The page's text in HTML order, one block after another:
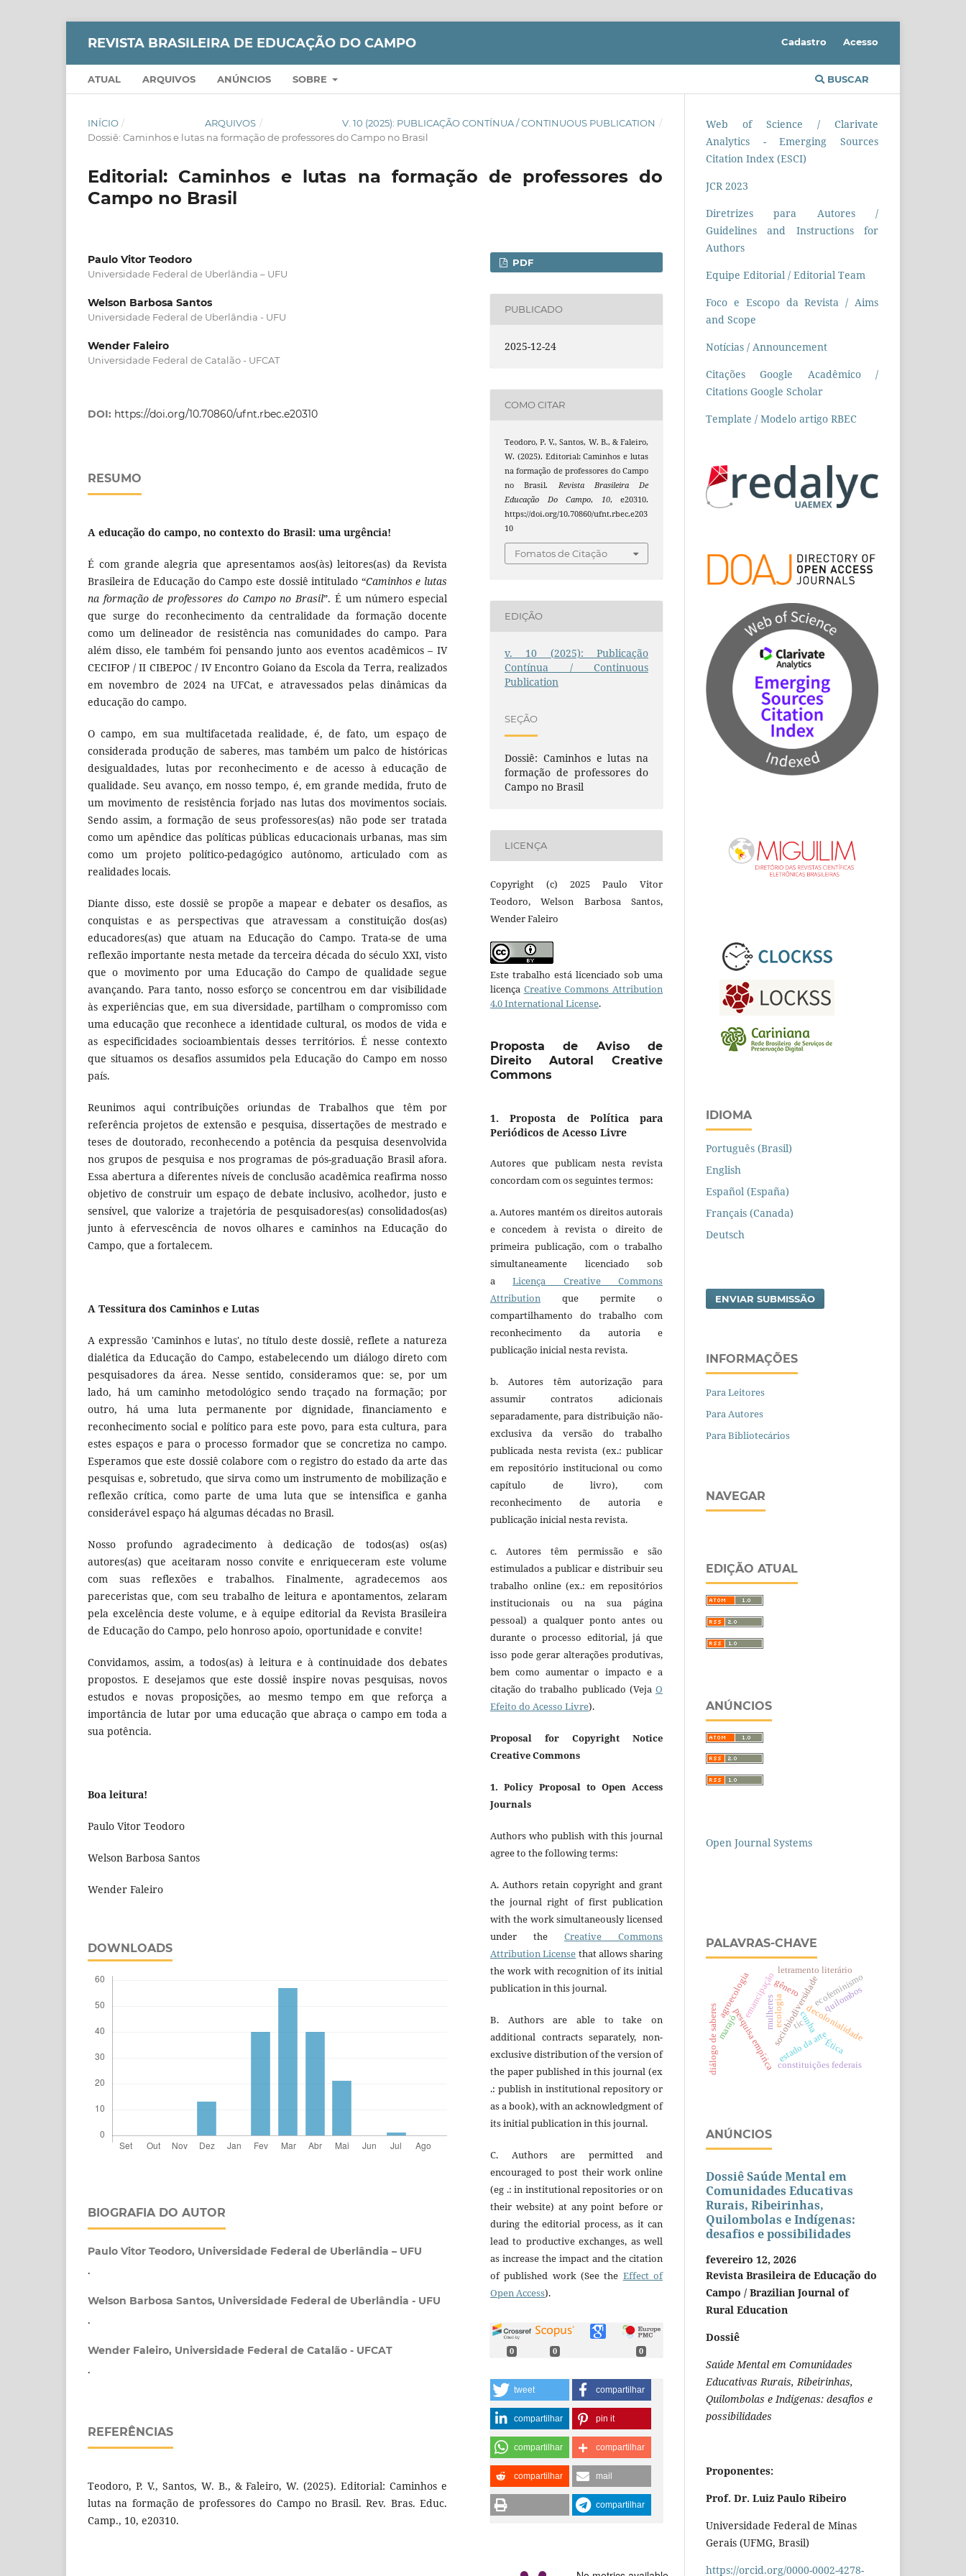
REVISTA BRASILEIRA DE EDUCAÇÃO DO CAMPO
ATUAL ARQUIVOS ANÚNCIOS SOBRE BUSCAR
Cadastro Acesso
INÍCIO / ARQUIVOS / V. 10 (2025): PUBLICAÇÃO CONTÍNUA / CONTINUOUS PUBLICATION /
Dossiê: Caminhos e lutas na formação de professores do Campo no Brasil
Editorial: Caminhos e lutas na formação de professores do
Campo no Brasil
Paulo Vitor Teodoro
Universidade Federal de Uberlândia – UFU
Welson Barbosa Santos
Universidade Federal de Uberlândia - UFU
Wender Faleiro
Universidade Federal de Catalão - UFCAT
DOI: https://doi.org/10.70860/ufnt.rbec.e20310
RESUMO
A educação do campo, no contexto do Brasil: uma urgência!
É com grande alegria que apresentamos aos(às) leitores(as) da Revista
Brasileira de Educação do Campo este dossiê intitulado “Caminhos e lutas
na formação de professores do Campo no Brasil”. É um número especial
que surge do reconhecimento da centralidade da formação docente
como um delineador de resistência nas comunidades do campo. Para
além disso, ele também foi pensando junto aos eventos acadêmicos – IV
CECIFOP / II CIBEPOC / IV Encontro Goiano da Escola da Terra, realizados
em novembro de 2024 na UFCat, e atravessados pelas dinâmicas da
educação do campo.
O campo, em sua multifacetada realidade, é, de fato, um espaço de
considerada produção de saberes, mas também um palco de históricas
desigualdades, lutas por reconhecimento e de acesso à educação de
qualidade. Seu avanço, em nosso tempo, é, em grande medida, fruto de
um movimento de resistência forjado nas lutas dos movimentos sociais.
Sendo assim, a formação de seus professores(as) não pode ser tratada
como um apêndice das políticas públicas educacionais urbanas, mas sim
como um projeto político-pedagógico autônomo, articulado com as
realidades locais.
Diante disso, este dossiê se propõe a mapear e debater os desafios, as
conquistas e as perspectivas que atravessam a constituição dos(as)
educadores(as) que atuam na Educação do Campo. Trata-se de uma
reflexão importante nesta metade da terceira década do século XXI, visto
que o movimento por uma Educação do Campo de qualidade segue
avançando. Para tanto, nosso esforço se concentrou em dar visibilidade
às experiências que, em sua diversidade, partilham o compromisso com
uma educação que reconhece a identidade cultural, os modos de vida e
as especificidades socioambientais desses territórios. É nesse contexto
que situamos os desafios assumidos pela Educação do Campo em nosso
país.
Reunimos aqui contribuições oriundas de Trabalhos que têm por
referência projetos de extensão e pesquisa, dissertações de mestrado e
teses de doutorado, reconhecendo a potência da pesquisa desenvolvida
nos grupos de pesquisa e nos programas de pós-graduação Brasil afora.
Essa abertura a diferentes níveis de conclusão acadêmica reafirma nosso
objetivo de construir um espaço de debate inclusivo, acolhedor, justo e
sensível, que valorize a trajetória de pesquisadores(as) consolidados(as)
junto à efervescência de novos olhares e caminhos na Educação do
Campo, que a fortalecem.
A Tessitura dos Caminhos e Lutas
A expressão 'Caminhos e lutas', no título deste dossiê, reflete a natureza
dialética da Educação do Campo, estabelecendo um diálogo direto com
pesquisadores da área. Nesse sentido, consideramos que: se, por um
lado, há um caminho metodológico sendo traçado na formação; por
outro, há uma luta permanente por dignidade, financiamento e
reconhecimento social e político para este povo, para esta cultura, para
estes espaços e para o processo formador que se concretiza no campo.
Esperamos que este dossiê colabore com o registro do estado da arte das
pesquisas e, sobretudo, que sirva como um instrumento de mobilização e
reflexão crítica, como parte de uma luta que se intensifica e ganha
considerável espaço há algumas décadas no Brasil.
Nosso profundo agradecimento à dedicação de todos(as) os(as)
autores(as) que aceitaram nosso convite e enriqueceram este volume
com suas reflexões e trabalhos. Finalmente, agradecemos aos
pareceristas que, com seu trabalho de leitura e apontamentos, zelaram
pela excelência deste volume, e à equipe editorial da Revista Brasileira
de Educação do Campo, pelo honroso apoio, oportunidade e convite!
Convidamos, assim, a todos(as) à leitura e à continuidade dos debates
propostos. E desejamos que este dossiê inspire novas pesquisas, novos
estudos e novas proposições, ao mesmo tempo em que reforça a
importância de lutar por uma educação que abraça o campo em toda a
sua potência.
Boa leitura!
Paulo Vitor Teodoro
Welson Barbosa Santos
Wender Faleiro
DOWNLOADS
BIOGRAFIA DO AUTOR
Paulo Vitor Teodoro, Universidade Federal de Uberlândia – UFU
.
Welson Barbosa Santos, Universidade Federal de Uberlândia - UFU
.
Wender Faleiro, Universidade Federal de Catalão - UFCAT
.
REFERÊNCIAS
Teodoro, P. V., Santos, W. B., & Faleiro, W. (2025). Editorial: Caminhos e
lutas na formação de professores do Campo no Brasil. Rev. Bras. Educ.
Camp., 10, e20310.
PDF
PUBLICADO
2025-12-24
COMO CITAR
Teodoro, P. V., Santos, W. B., & Faleiro,
W. (2025). Editorial: Caminhos e lutas
na formação de professores do Campo
no Brasil. Revista Brasileira De
Educação Do Campo, 10, e20310.
https://doi.org/10.70860/ufnt.rbec.e203
10
Fomatos de Citação
EDIÇÃO
v. 10 (2025): Publicação
Contínua / Continuous
Publication
SEÇÃO
Dossiê: Caminhos e lutas na
formação de professores do
Campo no Brasil
LICENÇA
Copyright (c) 2025 Paulo Vitor
Teodoro, Welson Barbosa Santos,
Wender Faleiro
Este trabalho está licenciado sob uma
licença Creative Commons Attribution
4.0 International License.
Proposta de Aviso de
Direito Autoral Creative
Commons
1. Proposta de Política para
Periódicos de Acesso Livre
Autores que publicam nesta revista
concordam com os seguintes termos:
a. Autores mantém os direitos autorais
e concedem à revista o direito de
primeira publicação, com o trabalho
simultaneamente licenciado sob
aLicença Creative Commons
Attribution que permite o
compartilhamento do trabalho com
reconhecimento da autoria e
publicação inicial nesta revista.
b. Autores têm autorização para
assumir contratos adicionais
separadamente, para distribuição não-
exclusiva da versão do trabalho
publicada nesta revista (ex.: publicar
em repositório institucional ou como
capítulo de livro), com
reconhecimento de autoria e
publicação inicial nesta revista.
c. Autores têm permissão e são
estimulados a publicar e distribuir seu
trabalho online (ex.: em repositórios
institucionais ou na sua página
pessoal) a qualquer ponto antes ou
durante o processo editorial, já que
isso pode gerar alterações produtivas,
bem como aumentar o impacto e a
citação do trabalho publicado (Veja O
Efeito do Acesso Livre).
Proposal for Copyright Notice
Creative Commons
1. Policy Proposal to Open Access
Journals
Authors who publish with this journal
agree to the following terms:
A. Authors retain copyright and grant
the journal right of first publication
with the work simultaneously licensed
under the Creative Commons
Attribution License that allows sharing
the work with recognition of its initial
publication in this journal.
B. Authors are able to take on
additional contracts separately, non-
exclusive distribution of the version of
the paper published in this journal (ex
.: publish in institutional repository or
as a book), with an acknowledgment of
its initial publication in this journal.
C. Authors are permitted and
encouraged to post their work online
(eg .: in institutional repositories or on
their website) at any point before or
during the editorial process, as it can
lead to productive exchanges, as well
as increase the impact and the citation
of published work (See the Effect of
Open Access).
0 0 0
tweet compartilhar
compartilhar pin it
compartilhar compartilhar
compartilhar mail
compartilhar
Web of Science / Clarivate
Analytics - Emerging Sources
Citation Index (ESCI)
JCR 2023
Diretrizes para Autores /
Guidelines and Instructions for
Authors
Equipe Editorial / Editorial Team
Foco e Escopo da Revista / Aims
and Scope
Notícias / Announcement
Citações Google Acadêmico /
Citations Google Scholar
Template / Modelo artigo RBEC
IDIOMA
Português (Brasil)
English
Español (España)
Français (Canada)
Deutsch
ENVIAR SUBMISSÃO
INFORMAÇÕES
Para Leitores
Para Autores
Para Bibliotecários
NAVEGAR
EDIÇÃO ATUAL
ANÚNCIOS
Open Journal Systems
PALAVRAS-CHAVE
decolonialidade
sociobiodiversidade
pesquisa empírica ´Ética
ecologia
mulheres
estado da arte
ecofeminismo
agroecologia
diálogo de saberes
emancipação
cunha
constituições federais
quilombos
gênero
tic
letramento literário
marajó
ANÚNCIOS
Dossiê Saúde Mental em
Comunidades Educativas
Rurais, Ribeirinhas,
Quilombolas e Indígenas:
desafios e possibilidades
fevereiro 12, 2026
Revista Brasileira de Educação do
Campo / Brazilian Journal of
Rural Education
Dossiê
Saúde Mental em Comunidades
Educativas Rurais, Ribeirinhas,
Quilombolas e Indígenas: desafios e
possibilidades
Proponentes:
Prof. Dr. Luiz Paulo Ribeiro
Universidade Federal de Minas
Gerais (UFMG, Brasil)
https://orcid.org/0000-0002-4278-